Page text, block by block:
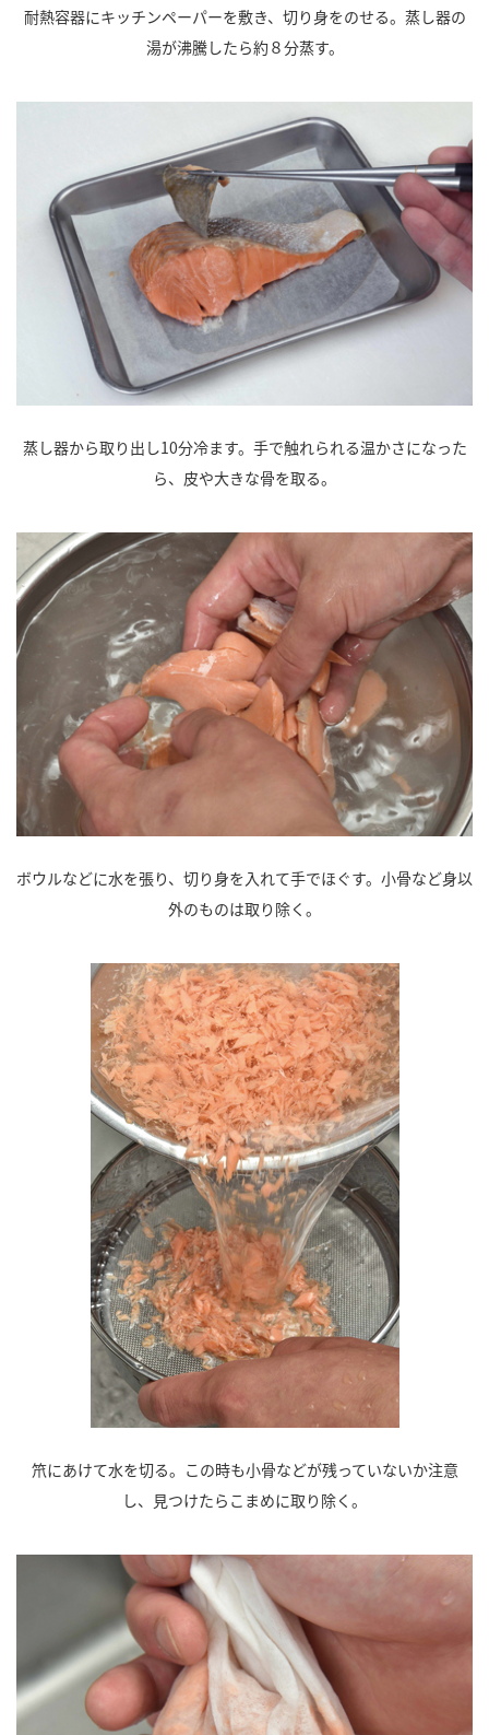
耐熱容器にキッチンペーパーを敷き、切り身をのせる。蒸し器の
湯が沸騰したら約８分蒸す。
蒸し器から取り出し10分冷ます。手で触れられる温かさになった
ら、皮や大きな骨を取る。
ボウルなどに水を張り、切り身を入れて手でほぐす。小骨など身以
外のものは取り除く。
笊にあけて水を切る。この時も小骨などが残っていないか注意
し、見つけたらこまめに取り除く。